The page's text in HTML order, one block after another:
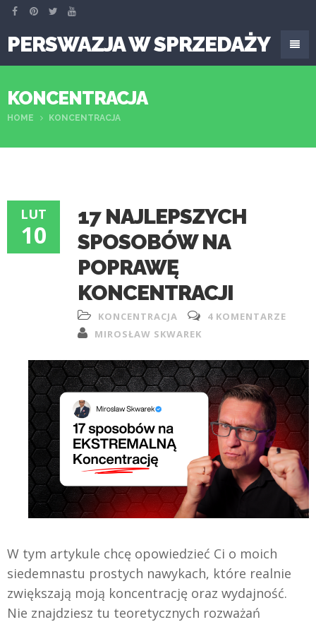
PERSWAZJA W SPRZEDAŻY
KONCENTRACJA
HOME KONCENTRACJA
LUT
10
17 NAJLEPSZYCH
SPOSOBÓW NA
POPRAWĘ
KONCENTRACJI
KONCENTRACJA
4 KOMENTARZE
MIROSŁAW SKWAREK
W tym artykule chcę opowiedzieć Ci o moich
siedemnastu prostych nawykach, które realnie
zwiększają moją koncentrację oraz wydajność.
Nie znajdziesz tu teoretycznych rozważań